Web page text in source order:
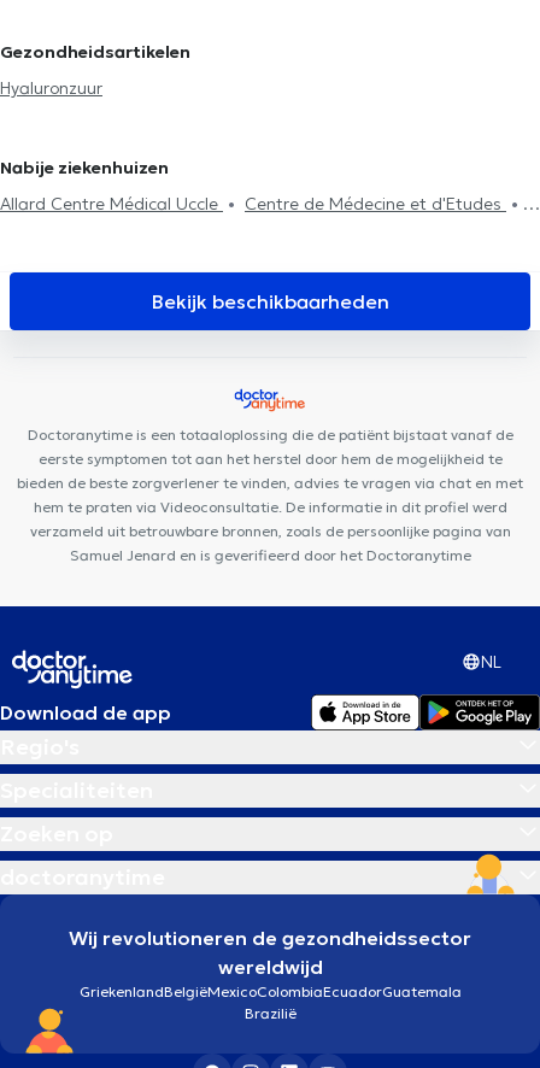
Gezondheidsartikelen
Hyaluronzuur
Nabije ziekenhuizen
Allard Centre Médical Uccle
Centre de Médecine et d'Etudes
CENTRE MÉDICAL - Globe
CEDAD Medical Center
Key to Perform
Centre de diététique NaturHouse Uccle
Centre Médical Brugmann
Ophtalmobxl Kids
Dieweg Medical & Paramedical Center
Bekijk beschikbaarheden
Doctoranytime is een totaaloplossing die de patiënt bijstaat vanaf de
eerste symptomen tot aan het herstel door hem de mogelijkheid te
bieden de beste zorgverlener te vinden, advies te vragen via chat en met
hem te praten via Videoconsultatie. De informatie in dit profiel werd
verzameld uit betrouwbare bronnen, zoals de persoonlijke pagina van
Samuel Jenard en is geverifieerd door het Doctoranytime
NL
Download de app
Wij revolutioneren de gezondheidssector
wereldwijd
GriekenlandBelgiëMexicoColombiaEcuadorGuatemala
Brazilië